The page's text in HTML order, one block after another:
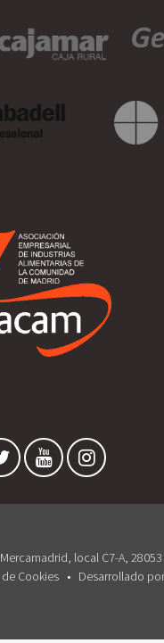
local C7-A,
Cookies Desarrollado